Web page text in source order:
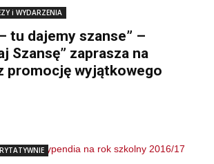
i WYDARZENIA
tu dajemy szanse” –
Szansę” zaprasza na
promocję wyjątkowego